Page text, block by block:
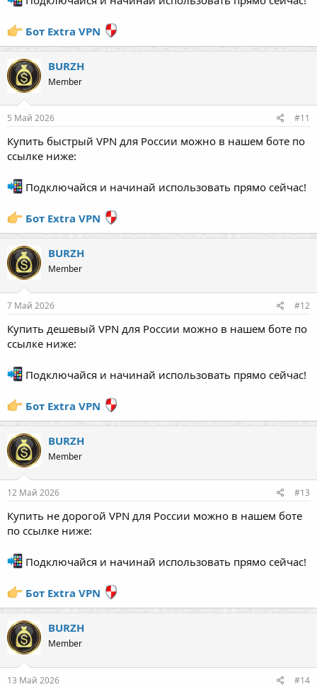
Бот Extra VPN
BURZH
Member
5 Май 2026 #11
Купить быстрый VPN для России можно в нашем боте по
ссылке ниже:
Подключайся и начинай использовать прямо сейчас!
Бот Extra VPN
BURZH
Member
7 Май 2026 #12
Купить дешевый VPN для России можно в нашем боте по
ссылке ниже:
Подключайся и начинай использовать прямо сейчас!
Бот Extra VPN
BURZH
Member
12 Май 2026 #13
Купить не дорогой VPN для России можно в нашем боте
по ссылке ниже:
Подключайся и начинай использовать прямо сейчас!
Бот Extra VPN
BURZH
Member
13 Май 2026 #14